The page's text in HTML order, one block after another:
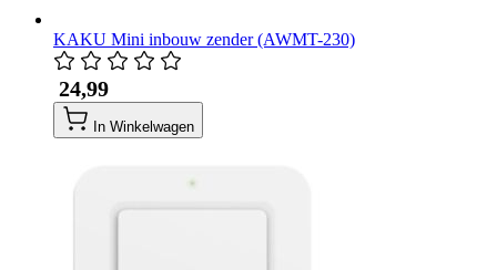
KAKU Mini inbouw zender (AWMT-230)
​ 24,99
In Winkelwagen